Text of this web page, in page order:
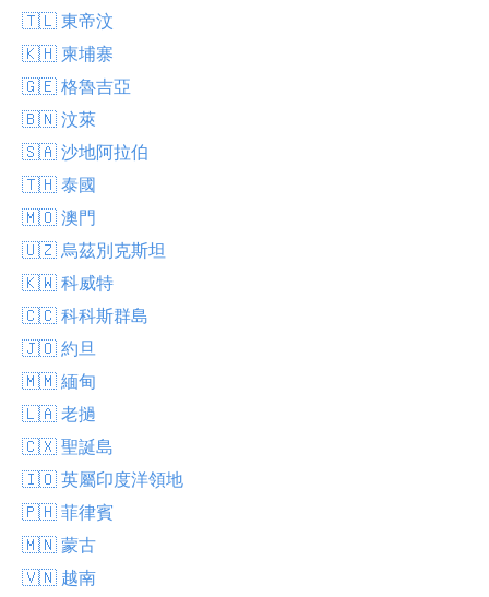
🇹🇱 東帝汶
🇰🇭 柬埔寨
🇬🇪 格魯吉亞
🇧🇳 汶萊
🇸🇦 沙地阿拉伯
🇹🇭 泰國
🇲🇴 澳門
🇺🇿 烏茲別克斯坦
🇰🇼 科威特
🇨🇨 科科斯群島
🇯🇴 約旦
🇲🇲 緬甸
🇱🇦 老撾
🇨🇽 聖誕島
🇮🇴 英屬印度洋領地
🇵🇭 菲律賓
🇲🇳 蒙古
🇻🇳 越南